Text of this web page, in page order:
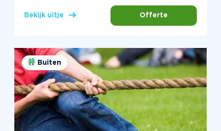
Bekijk uitje Offerte
Buiten